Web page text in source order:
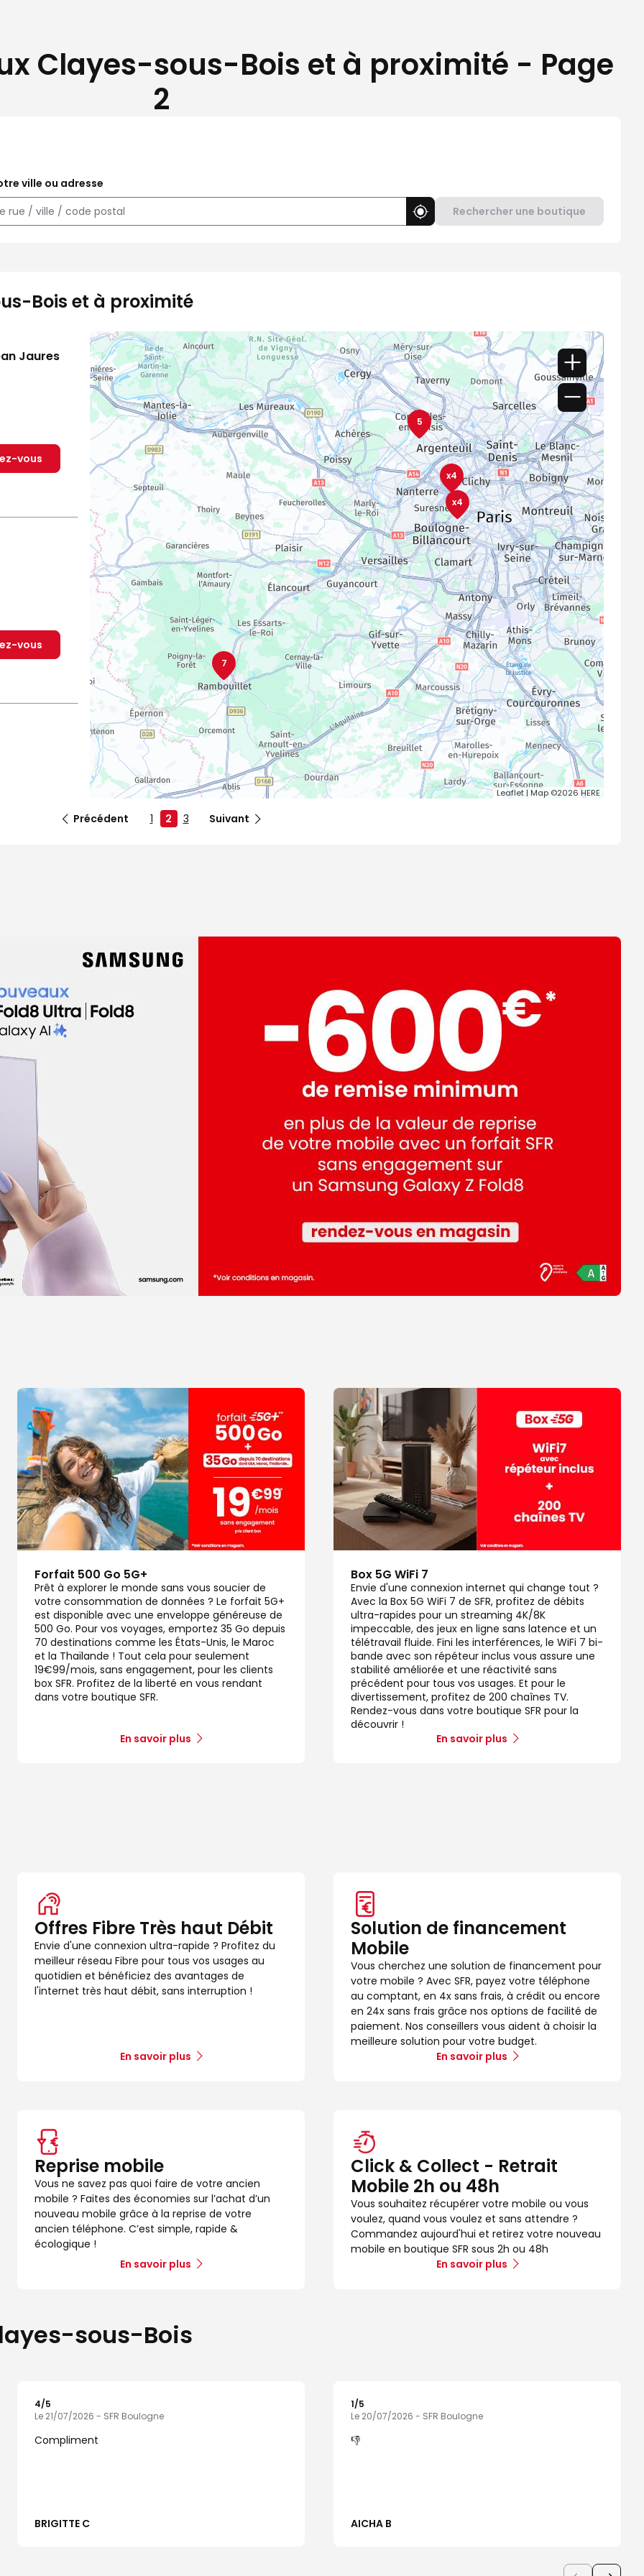
Clayes-sous-Bois et à proximité - Page
2
ville ou adresse
Utiliser ma position
Rechercher une boutique
Bois et à proximité
Jaures
vous
vous
vous
vous
vous
vous
vous
7
5
x4
x4
Leaflet| Map ©2026HERE
Précédent 1 2 3 Suivant
Forfait 500 Go 5G+
Prêt à explorer le monde sans vous soucier de
votre consommation de données ? Le forfait 5G+
est disponible avec une enveloppe généreuse de
500 Go. Pour vos voyages, emportez 35 Go depuis
70 destinations comme les États-Unis, le Maroc
et la Thaïlande ! Tout cela pour seulement
19€99/mois, sans engagement, pour les clients
box SFR. Profitez de la liberté en vous rendant
dans votre boutique SFR.
En savoir plus
Box 5G WiFi 7
Envie d'une connexion internet qui change tout ?
Avec la Box 5G WiFi 7 de SFR, profitez de débits
ultra-rapides pour un streaming 4K/8K
impeccable, des jeux en ligne sans latence et un
télétravail fluide. Fini les interférences, le WiFi 7 bi-
bande avec son répéteur inclus vous assure une
stabilité améliorée et une réactivité sans
précédent pour tous vos usages. Et pour le
divertissement, profitez de 200 chaînes TV.
Rendez-vous dans votre boutique SFR pour la
découvrir !
En savoir plus
Offres Fibre Très haut Débit
Envie d'une connexion ultra-rapide ? Profitez du
meilleur réseau Fibre pour tous vos usages au
quotidien et bénéficiez des avantages de
l'internet très haut débit, sans interruption !
En savoir plus
Solution de financement
Mobile
Vous cherchez une solution de financement pour
votre mobile ? Avec SFR, payez votre téléphone
au comptant, en 4x sans frais, à crédit ou encore
en 24x sans frais grâce nos options de facilité de
paiement. Nos conseillers vous aident à choisir la
meilleure solution pour votre budget.
En savoir plus
Reprise mobile
Vous ne savez pas quoi faire de votre ancien
mobile ? Faites des économies sur l’achat d’un
nouveau mobile grâce à la reprise de votre
ancien téléphone. C’est simple, rapide &
écologique !
En savoir plus
Click & Collect - Retrait
Mobile 2h ou 48h
Vous souhaitez récupérer votre mobile ou vous
voulez, quand vous voulez et sans attendre ?
Commandez aujourd'hui et retirez votre nouveau
mobile en boutique SFR sous 2h ou 48h
En savoir plus
sous-Bois
4/5
Le 21/07/2026 - SFR Boulogne
Compliment
BRIGITTE C
1/5
Le 20/07/2026 - SFR Boulogne
👎
AICHA B